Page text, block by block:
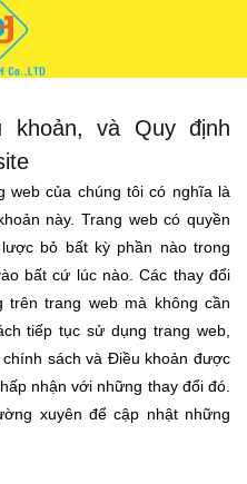
khoản, và Quy định
web của chúng tôi có nghĩa là
này. Trang web có quyền
bỏ bất kỳ phần nào trong
bất cứ lúc nào. Các thay đổi
trang web mà không cần
tiếp tục sử dụng trang web,
sách và Điều khoản được
nhận với những thay đổi đó.
xuyên để cập nhật những